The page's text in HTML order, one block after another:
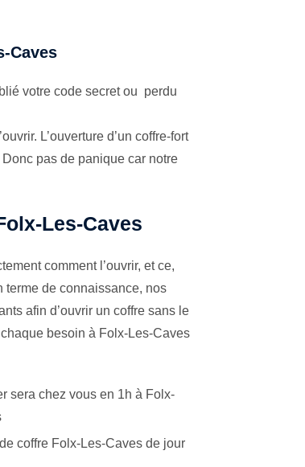
Caves
votre code secret ou perdu
L’ouverture d’un coffre-fort
pas de panique car notre
Les-Caves
comment l’ouvrir, et ce,
terme de connaissance, nos
afin d’ouvrir un coffre sans le
besoin à Folx-Les-Caves
sera chez vous en 1h à Folx-
coffre Folx-Les-Caves de jour